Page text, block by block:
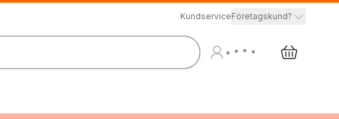
KundserviceFöretagskund?